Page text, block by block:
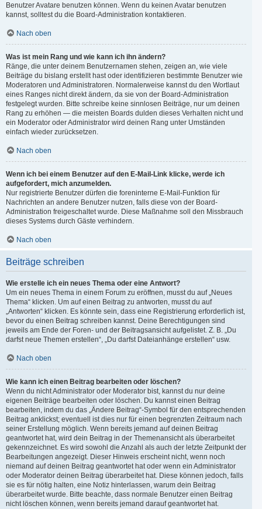
Benutzer Avatare benutzen können. Wenn du keinen Avatar benutzen
kannst, solltest du die Board-Administration kontaktieren.
Nach oben
Was ist mein Rang und wie kann ich ihn ändern?
Ränge, die unter deinem Benutzernamen stehen, zeigen an, wie viele
Beiträge du bislang erstellt hast oder identifizieren bestimmte Benutzer wie
Moderatoren und Administratoren. Normalerweise kannst du den Wortlaut
eines Ranges nicht direkt ändern, da sie von der Board-Administration
festgelegt wurden. Bitte schreibe keine sinnlosen Beiträge, nur um deinen
Rang zu erhöhen — die meisten Boards dulden dieses Verhalten nicht und
ein Moderator oder Administrator wird deinen Rang unter Umständen
einfach wieder zurücksetzen.
Nach oben
Wenn ich bei einem Benutzer auf den E-Mail-Link klicke, werde ich
aufgefordert, mich anzumelden.
Nur registrierte Benutzer dürfen die foreninterne E-Mail-Funktion für
Nachrichten an andere Benutzer nutzen, falls diese von der Board-
Administration freigeschaltet wurde. Diese Maßnahme soll den Missbrauch
dieses Systems durch Gäste verhindern.
Nach oben
Beiträge schreiben
Wie erstelle ich ein neues Thema oder eine Antwort?
Um ein neues Thema in einem Forum zu eröffnen, musst du auf „Neues
Thema“ klicken. Um auf einen Beitrag zu antworten, musst du auf
„Antworten“ klicken. Es könnte sein, dass eine Registrierung erforderlich ist,
bevor du einen Beitrag schreiben kannst. Deine Berechtigungen sind
jeweils am Ende der Foren- und der Beitragsansicht aufgelistet. Z. B. „Du
darfst neue Themen erstellen“, „Du darfst Dateianhänge erstellen“ usw.
Nach oben
Wie kann ich einen Beitrag bearbeiten oder löschen?
Wenn du nicht Administrator oder Moderator bist, kannst du nur deine
eigenen Beiträge bearbeiten oder löschen. Du kannst einen Beitrag
bearbeiten, indem du das „Ändere Beitrag“-Symbol für den entsprechenden
Beitrag anklickst; eventuell ist dies nur für einen begrenzten Zeitraum nach
seiner Erstellung möglich. Wenn bereits jemand auf deinen Beitrag
geantwortet hat, wird dein Beitrag in der Themenansicht als überarbeitet
gekennzeichnet. Es wird sowohl die Anzahl als auch der letzte Zeitpunkt der
Bearbeitungen angezeigt. Dieser Hinweis erscheint nicht, wenn noch
niemand auf deinen Beitrag geantwortet hat oder wenn ein Administrator
oder Moderator deinen Beitrag überarbeitet hat. Diese können jedoch, falls
sie es für nötig halten, eine Notiz hinterlassen, warum dein Beitrag
überarbeitet wurde. Bitte beachte, dass normale Benutzer einen Beitrag
nicht löschen können, wenn bereits jemand darauf geantwortet hat.